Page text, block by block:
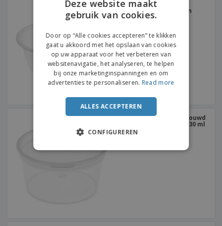
Geïnjecteerde terrines
geschikt voor magnetron
transparant PP | 225 ml
Kleine terrine met ingebouwd
transparant deksel PP | 30 ml
ENGLISH
DUTCH
PORTUGUESE
SPANISH
ITALIAN
Deze website maakt
gebruik van cookies.
Door op “Alle cookies accepteren” te klikken
gaat u akkoord met het opslaan van cookies
op uw apparaat voor het verbeteren van
websitenavigatie, het analyseren, te helpen
bij onze marketinginspanningen en om
advertenties te personaliseren. Read more
ALLES ACCEPTEREN
CONFIGUREREN